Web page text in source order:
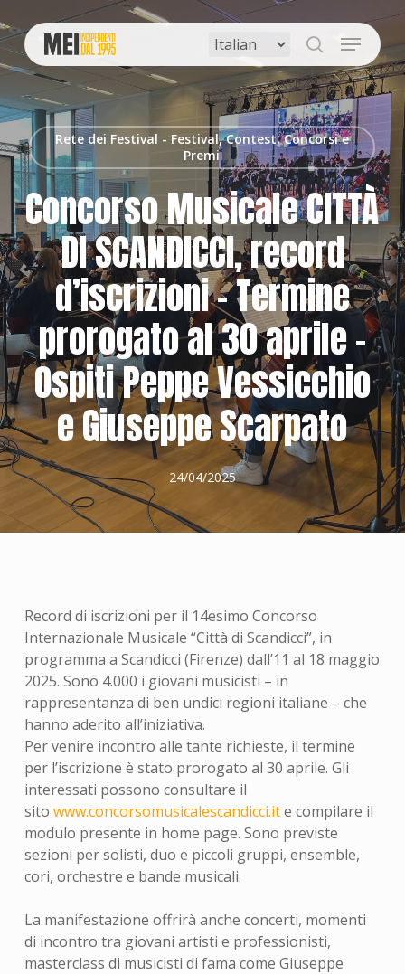
to
main
content
search
Menu
Rete dei Festival - Festival, Contest, Concorsi e
Premi
Concorso Musicale CITTÀ
DI SCANDICCI, record
d’iscrizioni – Termine
prorogato al 30 aprile –
Ospiti Peppe Vessicchio
e Giuseppe Scarpato
24/04/2025
Record di iscrizioni per il 14esimo Concorso
Internazionale Musicale “Città di Scandicci”, in
programma a Scandicci (Firenze) dall’11 al 18 maggio
2025. Sono 4.000 i giovani musicisti – in
rappresentanza di ben undici regioni italiane – che
hanno aderito all’iniziativa.
Per venire incontro alle tante richieste, il termine
per l’iscrizione è stato prorogato al 30 aprile. Gli
interessati possono consultare il
sito www.concorsomusicalescandicci.ite compilare il
modulo presente in home page. Sono previste
sezioni per solisti, duo e piccoli gruppi, ensemble,
cori, orchestre e bande musicali.
La manifestazione offrirà anche concerti, momenti
di incontro tra giovani artisti e professionisti,
masterclass di musicisti di fama come Giuseppe